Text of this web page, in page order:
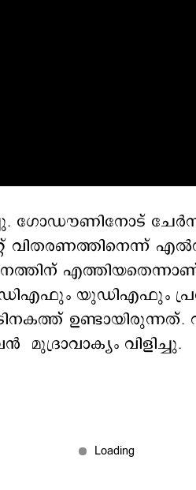
എത്തിയതെന്നാണ്
യുഡിഎഫും
ഉണ്ടായിരുന്നത്.
മുദ്രാവാക്യം വിളിച്ചു.